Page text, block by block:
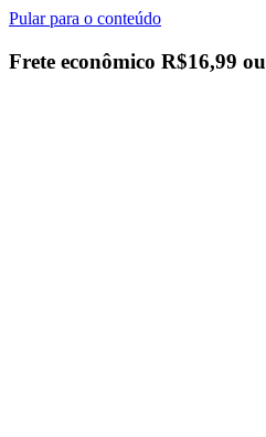
Pular para o conteúdo
Frete econômico R$16,99 ou